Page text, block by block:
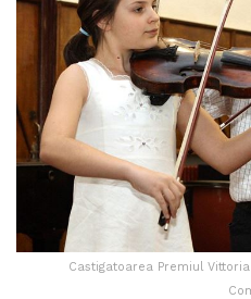
Castigatoarea Premiul